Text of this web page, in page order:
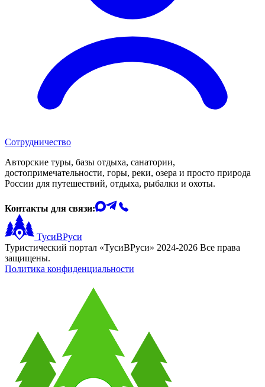
Сотрудничество
Авторские туры, базы отдыха, санатории,
достопримечательности, горы, реки, озера и просто природа
России для путешествий, отдыха, рыбалки и охоты.
Контакты для связи:
ТусиВРуси
Туристический портал «ТусиВРуси» 2024-2026 Все права
защищены.
Политика конфиденциальности